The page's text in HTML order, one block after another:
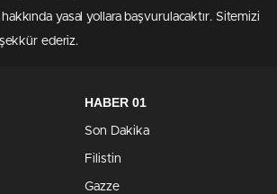
yasal yollara başvurulacaktır. Sitemizi
ederiz.
HABER 01
Son Dakika
Filistin
Gazze